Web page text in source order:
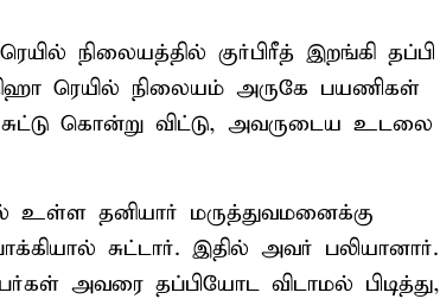
நிலையத்தில் குர்பிரீத் இறங்கி தப்பி
ரெயில் நிலையம் அருகே பயணிகள்
சுட்டு கொன்று விட்டு, அவருடைய உடலை
உள்ள தனியார் மருத்துவமனைக்கு
சுட்டார். இதில் அவர் பலியானார்.
அவரை தப்பியோட விடாமல் பிடித்து,